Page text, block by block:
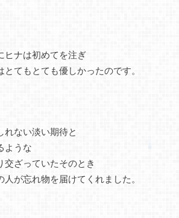
ヒナは初めてを注ぎ
てもとても優しかったのです。
れない淡い期待と
ような
交ざっていたそのとき
が忘れ物を届けてくれました。